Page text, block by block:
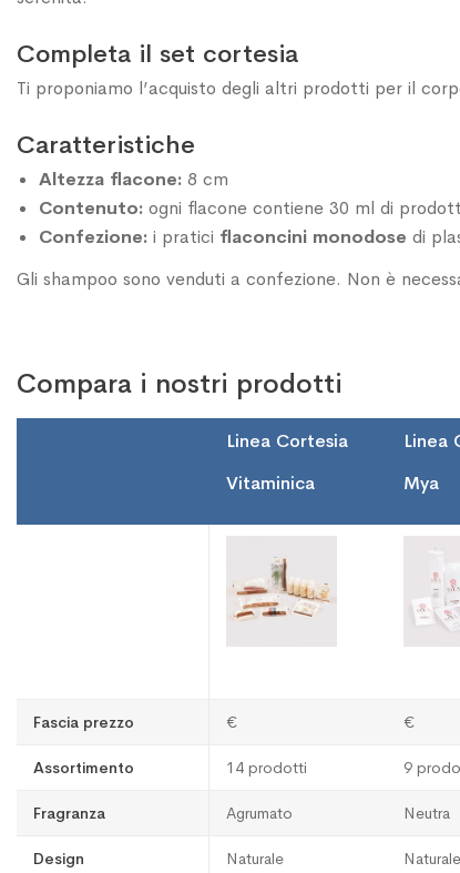
Completa il set cortesia
Ti proponiamo l’acquisto degli altri prodotti per il
Caratteristiche
Altezza flacone: 8 cm
Contenuto: ogni flacone contiene 30 ml di
Confezione: i pratici flaconcini monodose di
Gli shampoo sono venduti a confezione. Non è
Compara i nostri prodotti
Linea Cortesia
Vitaminica
Linea
Mya
Fascia prezzo € €
Assortimento 14 prodotti 9
Fragranza Agrumato Neutra
Design Naturale Naturale